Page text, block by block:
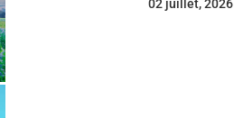
02 juillet, 2026